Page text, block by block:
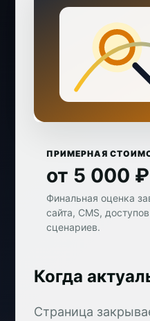
ПРИМЕРНАЯ
от 5 000 ₽
Финальная оценка
сайта, CMS,
сценариев.
Когда
Страница